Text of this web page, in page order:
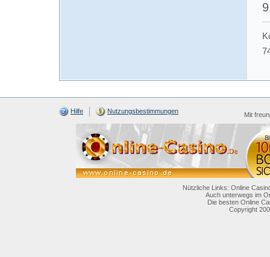
Hilfe Nutzungsbestimmungen
Mit
Nützliche Links: Online
Auch unterwegs im
Die besten Online
Copyright